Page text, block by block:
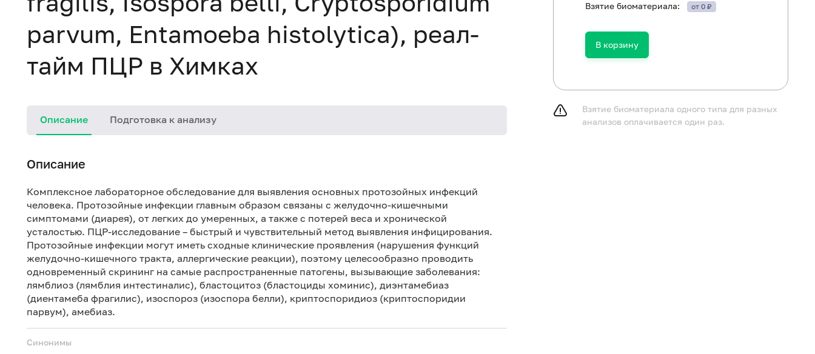
parvum, Entamoeba histolytica), реал-
тайм ПЦР в Химках
Описание Подготовка к анализу
Описание
Комплексное лабораторное обследование для выявления основных протозойных инфекций
человека. Протозойные инфекции главным образом связаны с желудочно-кишечными
симптомами (диарея), от легких до умеренных, а также с потерей веса и хронической
усталостью. ПЦР-исследование – быстрый и чувствительный метод выявления инфицирования.
Протозойные инфекции могут иметь сходные клинические проявления (нарушения функций
желудочно-кишечного тракта, аллергические реакции), поэтому целесообразно проводить
одновременный скрининг на самые распространенные патогены, вызывающие заболевания:
лямблиоз (лямблия интестиналис), бластоцитоз (бластоциды хоминис), диэнтамебиаз
(диентамеба фрагилис), изоспороз (изоспора белли), криптоспоридиоз (криптоспоридии
парвум), амебиаз.
Синонимы
Взятие биоматериала: от 0 ₽
В корзину
Взятие биоматериала одного типа для разных
анализов оплачивается один раз.